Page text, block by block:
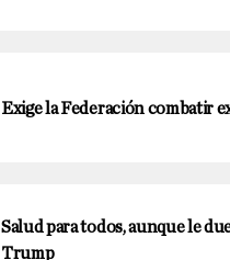
Exige la Federación combatir
Salud para todos, aunque le
Trump